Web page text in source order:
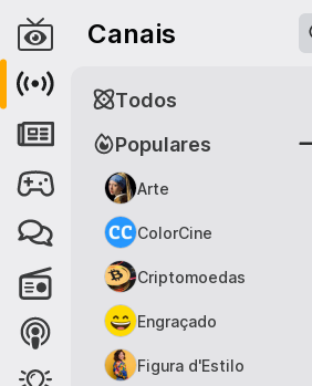
Canais
Populares
Arte
ColorCine
Criptomoedas
Engraçado
Figura d'Estilo
Todos